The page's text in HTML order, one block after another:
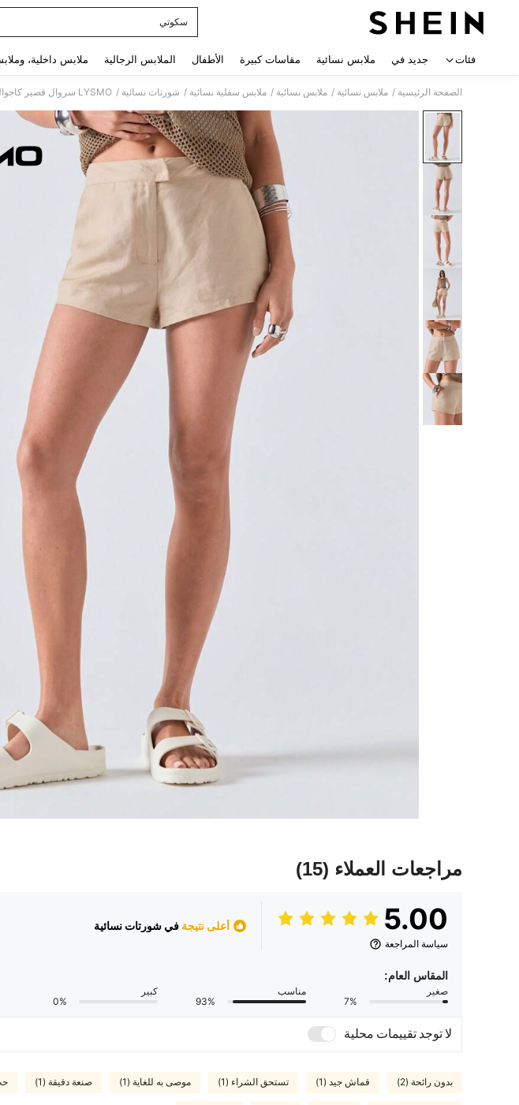
سكوتي
فئات جديد في ملابس نسائية مقاسات كبيرة الأطفال الملابس الرجالية ملابس داخلية،
الصفحة الرئيسية / ملابس نسائية / ملابس نسائية / ملابس سفلية نسائية / شورتات نسائية / LYSMO سروال قصير كاجوال فضفاض بلون واحد للنساء - موسم ربيع/صيف 2025 وصول جديد
مراجعات العملاء (15)
5.00
سياسة المراجعة
أعلى نتيجة في شورتات نسائية
المقاس العام:
صغير
7%
مناسب
93%
كبير
0%
لا توجد تقييمات محلية
بدون رائحة (2) قماش جيد (1) تستحق الشراء (1) موصى به للغاية (1) صنعة دقيقة (1)